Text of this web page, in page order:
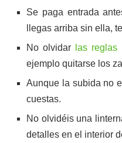
Se paga entrada
llegas arriba sin ella,
No olvidarlas reglas
ejemplo quitarse los
Aunque la subida no
cuestas.
No olvidéis una
detalles en el interior